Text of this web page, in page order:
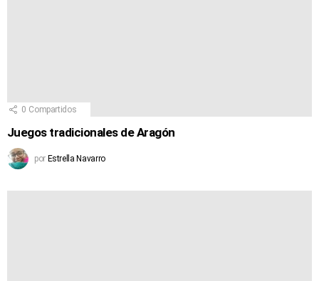
0 Compartidos
Juegos tradicionales de Aragón
por Estrella Navarro